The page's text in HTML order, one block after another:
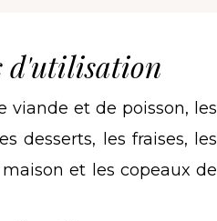
d'utilisation
viande et de poisson, les
desserts, les fraises, les
et les copeaux de